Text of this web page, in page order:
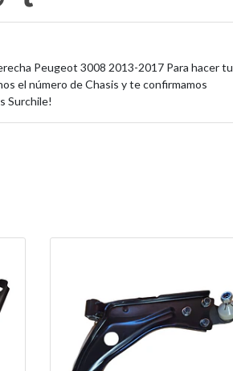
Peugeot 3008 2013-2017 Para hacer tu
el número de Chasis y te confirmamos
Surchile!